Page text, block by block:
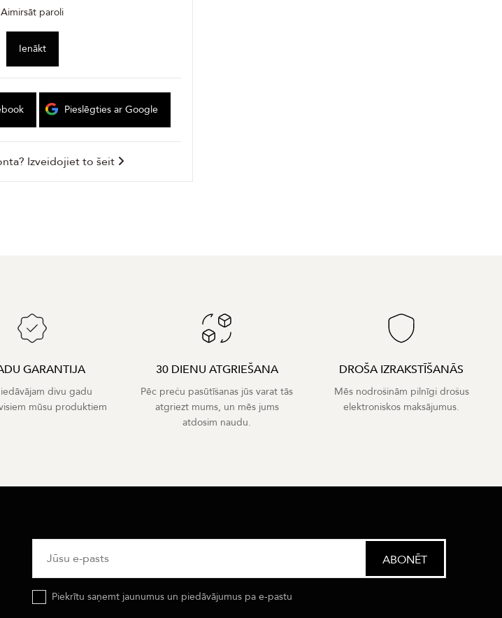
Aimirsāt paroli
Ienākt
Pieslēgties ar Google
Izveidojiet to šeit
GARANTIJA
divu gadu
mūsu produktiem
30 DIENU ATGRIEŠANA
Pēc preču pasūtīšanas jūs varat tās
atgriezt mums, un mēs jums
atdosim naudu.
DROŠA IZRAKSTĪŠANĀS
Mēs nodrošinām pilnīgi drošus
elektroniskos maksājumus.
Piekrītu saņemt jaunumus un piedāvājumus pa e-pastu